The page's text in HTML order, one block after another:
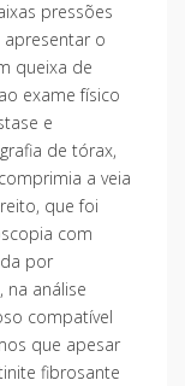
pressões
o
queixa de
exame físico
e
de tórax,
a veia
que foi
com
por
análise
compatível
que apesar
fibrosante